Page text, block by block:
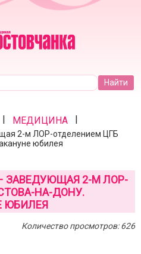
| МЕДИЦИНА |
2-м ЛОР-отделением ЦГБ
юбилея
ЗАВЕДУЮЩАЯ 2-М ЛОР-
НА-ДОНУ.
ЮБИЛЕЯ
Количество просмотров: 626